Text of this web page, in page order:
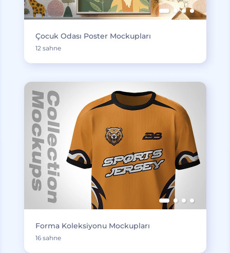
Çocuk Odası Poster Mockupları
12 sahne
Forma Koleksiyonu Mockupları
16 sahne